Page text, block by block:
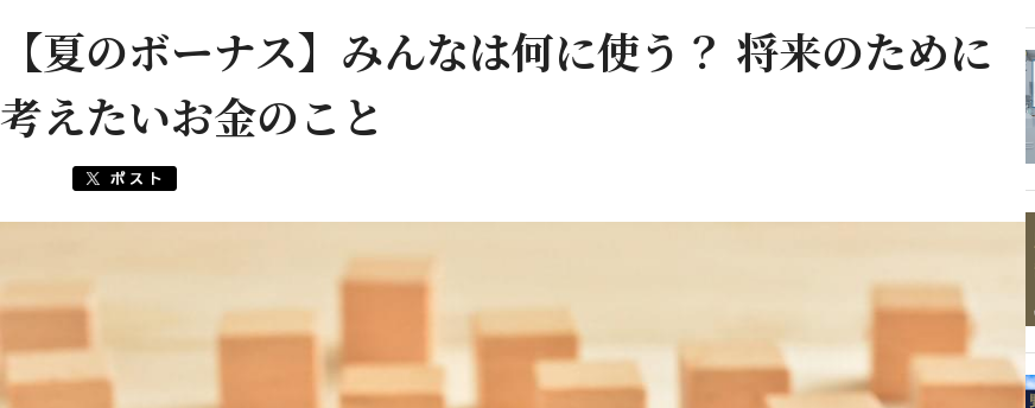
【夏のボーナス】みんなは何に使う？ 将来のために
考えたいお金のこと